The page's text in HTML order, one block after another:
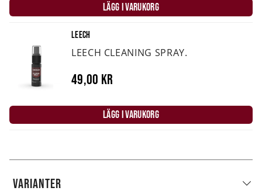
LÄGG I VARUKORG
LEECH
LEECH CLEANING SPRAY.
49,00 kr
LÄGG I VARUKORG
VARIANTER